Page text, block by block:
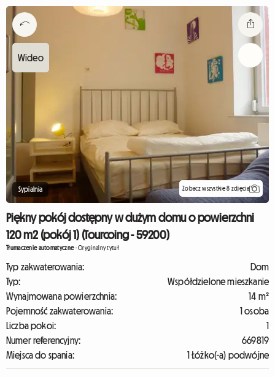
Sypialnia Zobacz wszystkie 8 zdjęcia
Piękny pokój dostępny w dużym domu o powierzchni
120 m2 (pokój 1) (Tourcoing - 59200)
Tłumaczenie automatyczne-Oryginalny tytuł
Typ zakwaterowania:
Dom
Typ:
Współdzielone mieszkanie
Wynajmowana powierzchnia:
14 m²
Pojemność zakwaterowania:
1 osoba
Liczba pokoi:
1
Numer referencyjny:
669819
Miejsca do spania:
1 Łóżko(-a) podwójne